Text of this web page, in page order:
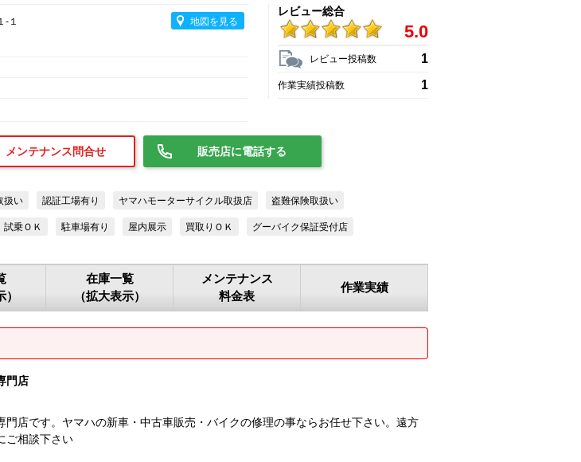
-１ 地図を見る
レビュー総合
5.0
レビュー投稿数 1
作業実績投稿数 1
メンテナンス問合せ 販売店に電話する
扱い 認証工場有り ヤマハモーターサイクル取扱店 盗難保険取扱い
試乗ＯＫ 駐車場有り 屋内展示 買取りＯＫ グーバイク保証受付店
在庫一覧
（拡大表示）
メンテナンス
料金表
作業実績
門店
門店です。ヤマハの新車・中古車販売・バイクの修理の事ならお任せ下さい。遠方
ご相談下さい